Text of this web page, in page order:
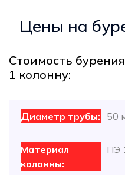
Цены на
Cтоимость
1 колонну:
50
ПЭ